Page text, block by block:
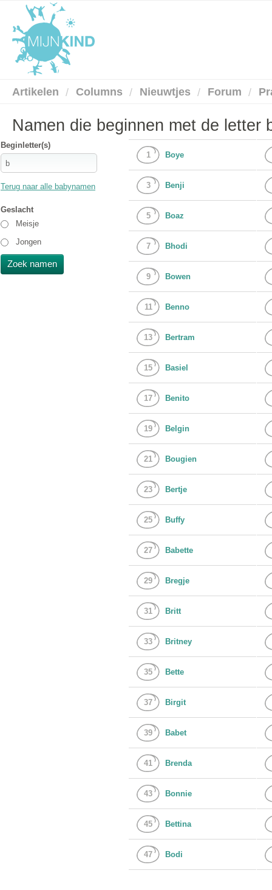
Artikelen Columns Nieuwtjes Forum
Namen die beginnen met de letter
Beginletter(s)
Terug naar alle babynamen
Geslacht
Meisje
Jongen
1 Boye
3 Benji
5 Boaz
7 Bhodi
9 Bowen
11 Benno
13 Bertram
15 Basiel
17 Benito
19 Belgin
21 Bougien
23 Bertje
25 Buffy
27 Babette
29 Bregje
31 Britt
33 Britney
35 Bette
37 Birgit
39 Babet
41 Brenda
43 Bonnie
45 Bettina
47 Bodi